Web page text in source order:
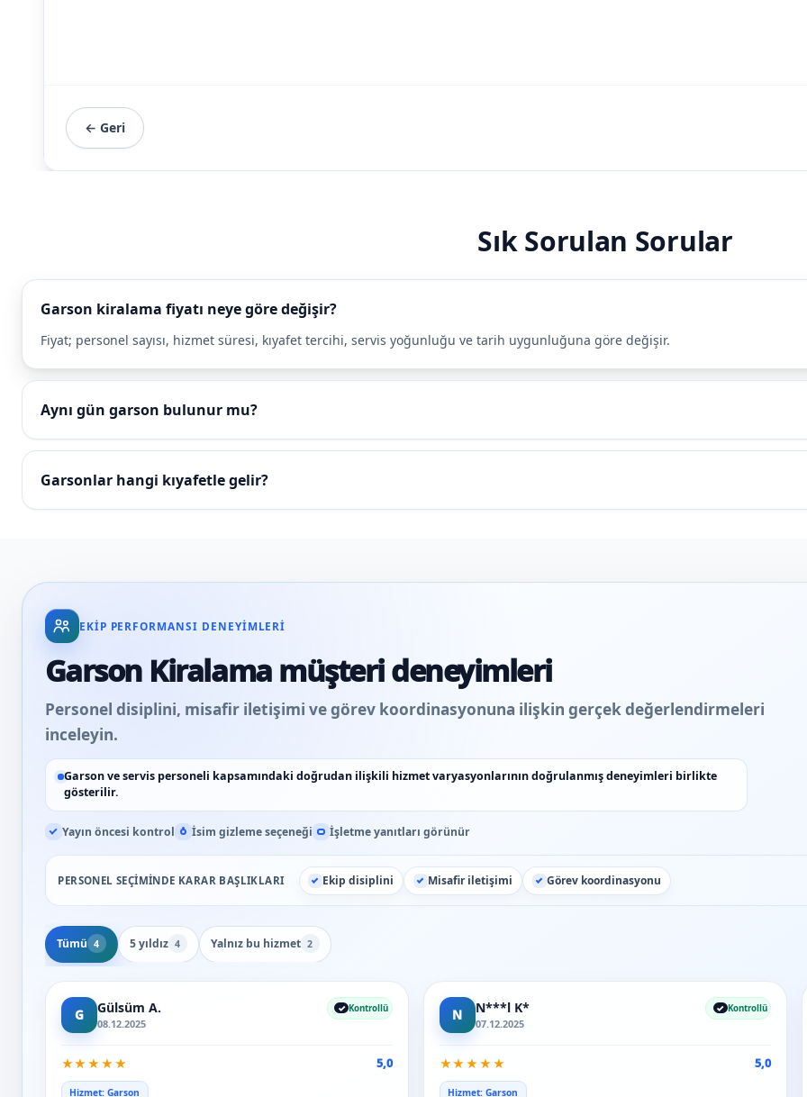
← Geri
Sık Sorulan Sorular
Garson kiralama fiyatı neye göre değişir?
Fiyat; personel sayısı, hizmet süresi, kıyafet tercihi, servis yoğunluğu ve tarih uygunluğuna göre değişir.
Aynı gün garson bulunur mu?
Garsonlar hangi kıyafetle gelir?
EKIP PERFORMANSI DENEYIMLERI
Garson Kiralama müşteri deneyimleri
Personel disiplini, misafir iletişimi ve görev koordinasyonuna ilişkin gerçek değerlendirmeleri
inceleyin.
Garson ve servis personeli kapsamındaki doğrudan ilişkili hizmet varyasyonlarının doğrulanmış deneyimleri birlikte
gösterilir.
Yayın öncesi kontrol İsim gizleme seçeneği İşletme yanıtları görünür
PERSONEL SEÇIMINDE KARAR BAŞLIKLARI Ekip disiplini Misafir iletişimi Görev koordinasyonu
Tümü 4 5 yıldız 4 Yalnız bu hizmet 2
G Gülsüm A.
08.12.2025
Kontrollü
★★★★★ 5,0
Hizmet: Garson
N N***l K*
07.12.2025
Kontrollü
★★★★★ 5,0
Hizmet: Garson